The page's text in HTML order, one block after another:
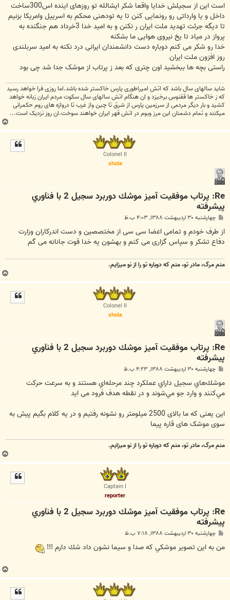
است این از سجیلش خدایا واقعا شکر ایشالله تو روزهای اینده اس300ساخت
داخل و یا وارداتی رو رونمایی کنن تا یه تودهنی محکم به اسرییل وامریکا بزنیم
تا دیگه جرئت تهدید ملت ایران ر نکنن و به امید خدا 3خرداد هم جنگنده به
پرواز در میاد تا یخ نیروی هوایی ما بشکنه
خدا رو شکر می کنم دوباره دست دانشمندان ایرانی درد نکنه به امید سربلندی
روز افزون ملت ایران
راستی بچه ها ببخشید اون چتری که بعد ز پرتاب از موشک جدا شد چی بود
شاید سالهای سال باشد که اتش امپراطوری پارس خاکستر شده باشد.اما روزی فرا خواهد رسید
که ز خاکستر ها ققنوس برخیزد و ان هنگام اتش سالهای سال سکوت مردم ایران زبانه خواهد
کشید و بار دیگر مردمی از سرزمین پارس از شرق تا چین واز غرب تا دروازه های روم حکمرانی
میکنند و تمام دشمنان این مرز وبوم در اتش قهر ایران خواهند سوخت.ان روز نزدیک است...
ب
ا
Colonel II
shola
Re: پرتاب موفقيت آميز موشك دوربرد سجيل 2 با فنآوري
پيشرفته
پ
ت
چهارشنبه ۳۰ اردیبهشت ۱۳۸۸, ۴:۰۳ ب.ظ
از طرف خودم و تمامی اعضا سی سی از مختصصین و دست اندرکاران وزارت
دفاع تشکر و سپاس گزاری می کنم و بهشون یه خدا قوت جانانه می گم
منم مرگ، مادر تو، منم که دوباره تو را از نو میزایم.
ب
ا
Colonel II
shola
Re: پرتاب موفقيت آميز موشك دوربرد سجيل 2 با فنآوري
پيشرفته
پ
ت
چهارشنبه ۳۰ اردیبهشت ۱۳۸۸, ۴:۲۳ ب.ظ
موشك‌هاي سجيل داراي عملكرد چند مرحله‌اي هستند و به سرعت حركت
مي‌كنند و وارد جو مي‌شوند و در نقطه هدف فرود می اید
این یعنی که ما بالای 2500 میلومتر رو نشونه رفتیم و در یه کلام بگیم پیش به
سوی موشک های قاره پیما
منم مرگ، مادر تو، منم که دوباره تو را از نو میزایم.
ب
ا
Captain I
reporter
Re: پرتاب موفقيت آميز موشك دوربرد سجيل 2 با فنآوري
پيشرفته
پ
ت
چهارشنبه ۳۰ اردیبهشت ۱۳۸۸, ۷:۱۸ ب.ظ
من به اين تصوير موشكي كه صدا و سيما نشون داد شك دارم !!!
ب
ا